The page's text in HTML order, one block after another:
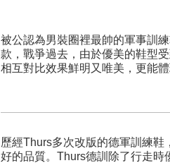
被公認為男裝圈裡最帥的軍事訓
款，戰爭過去，由於優美的鞋型
相互對比效果鮮明又唯美，更能
歷經Thurs多次改版的德軍訓練
好的品質。Thurs德訓除了行走時